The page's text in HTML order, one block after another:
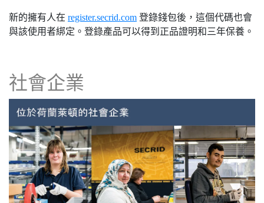
新的擁有人在 register.secrid.com 登錄錢包後，這個代碼也會
與該使用者綁定。登錄產品可以得到正品證明和三年保養。
社會企業